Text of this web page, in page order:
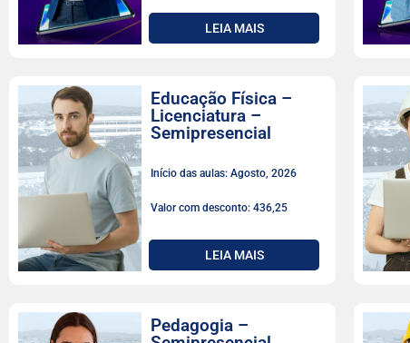
LEIA MAIS
Educação Física –
Licenciatura –
Semipresencial
Início das aulas: Agosto, 2026
Valor com desconto: 436,25
LEIA MAIS
Pedagogia –